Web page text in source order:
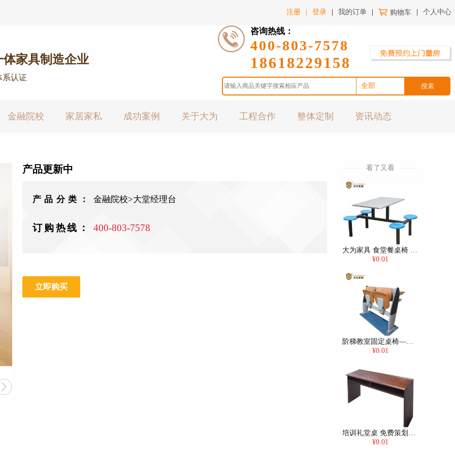
注册 登录 我的订单 购物车 个人中心
体家具制造企业
系认证
咨询热线：
400-803-7578
18618229158
全部
酒店家具
家居家私
金融院校 家居家私 成功案例 关于大为 工程合作 整体定制 资讯动态
产品更新中
产品分类： 金融院校>大堂经理台
订购热线： 400-803-7578
立即购买
看了又看
大为家具 食堂餐桌椅 四人餐桌椅
¥0.01
阶梯教室固定桌椅——中排桌椅
¥0.01
培训礼堂桌 免费策划方案，可定制
¥0.01